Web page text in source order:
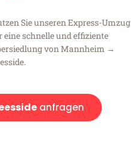
Sie unseren Express-Umzug
eine schnelle und effiziente
von Mannheim →
anfragen